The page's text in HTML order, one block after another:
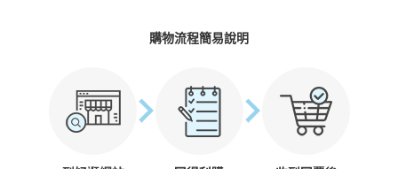
購物流程簡易說明